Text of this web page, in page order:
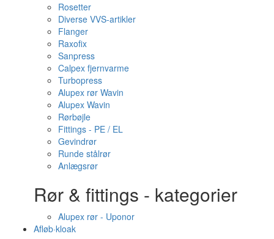
Rosetter
Diverse VVS-artikler
Flanger
Raxofix
Sanpress
Calpex fjernvarme
Turbopress
Alupex rør Wavin
Alupex Wavin
Rørbøjle
Fittings - PE / EL
Gevindrør
Runde stålrør
Anlægsrør
Rør & fittings - kategorier
Alupex rør - Uponor
Afløb·kloak